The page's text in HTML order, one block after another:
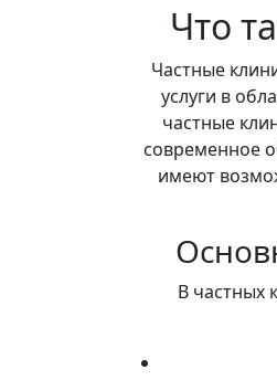
Что
Частные
услуги в
частные
современное
имеют
В частных